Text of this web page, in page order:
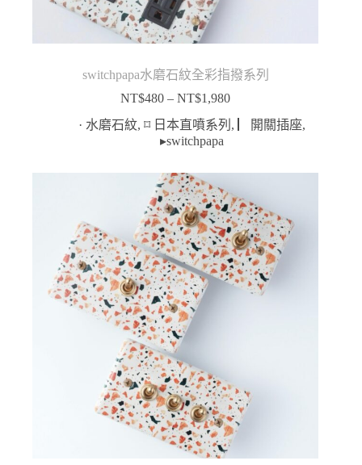
switchpapa水磨石紋全彩指撥系列
NT$480 – NT$1,980價
格
NT$480
到
NT$1,980
· 水磨石紋, ⌑ 日本直噴系列 , ▏開關插座,
▸switchpapa